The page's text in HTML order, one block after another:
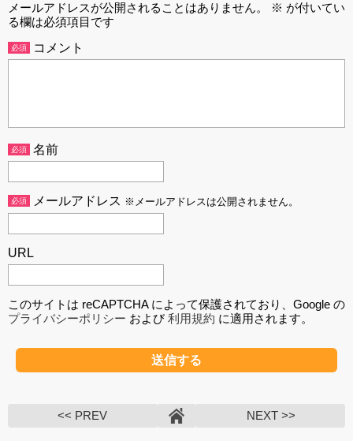
メールアドレスが公開されることはありません。 ※ が付いてい
る欄は必須項目です
必須 コメント
必須 名前
必須 メールアドレス ※メールアドレスは公開されません。
URL
このサイトは reCAPTCHA によって保護されており、Google の
プライバシーポリシー および利用規約 に適用されます。
<< PREV NEXT >>